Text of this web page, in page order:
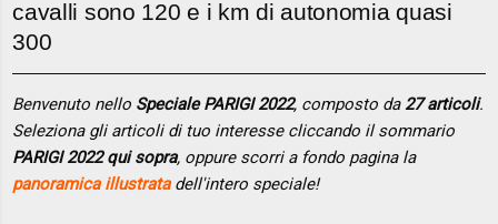
cavalli sono 120 e i km di autonomia quasi
300
Benvenuto nello Speciale PARIGI 2022, composto da 27 articoli.
Seleziona gli articoli di tuo interesse cliccando il sommario
PARIGI 2022 qui sopra, oppure scorri a fondo pagina la
panoramica illustratadell'intero speciale!